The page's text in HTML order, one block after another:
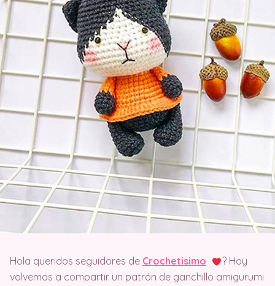
Hola queridos seguidores de Crochetisimo
? Hoy
volvemos a compartir un patrón de ganchillo amigurumi